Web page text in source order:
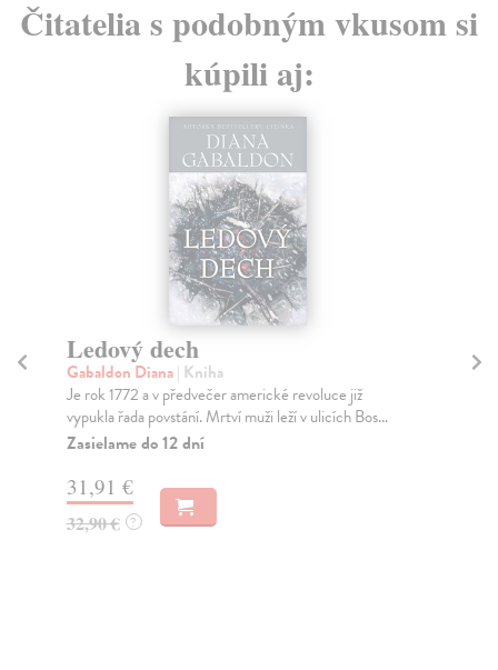
Čitatelia s podobným vkusom si
kúpili aj:
Ledové stopy zapomění
Plocová Monika| Kniha
Autorka, psychoterapeuta Monika Plocová, přichází s
již druhou knihou v pořadí. Ve své první knize N...
Zasielame do 12 dní
9,99 €
10,30 € ?